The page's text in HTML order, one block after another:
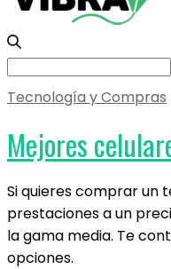
Search
Tecnología y Compras
Mejores
Si quieres comprar un
prestaciones a un
la gama media. Te
opciones.